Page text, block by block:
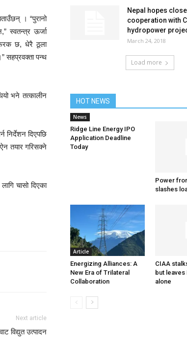
। “पुरानो
स्वतन्त्र ऊर्जा
फरक छ, धेरै ठूला
सहप्रवक्ता पन्थ
भने तत्कालीन
निर्देशन दिएपछि
तयार गरिसक्ने
चासो दिएका
Next article
विद्युत उत्पादन
Nepal hopes
cooperation with
hydropower
March 24, 2018
Load more
HOT NEWS
News
Ridge Line Energy IPO
Application Deadline
Today
Power
slashes
Article
Energizing Alliances: A
New Era of Trilateral
Collaboration
CIAA
but leaves
alone